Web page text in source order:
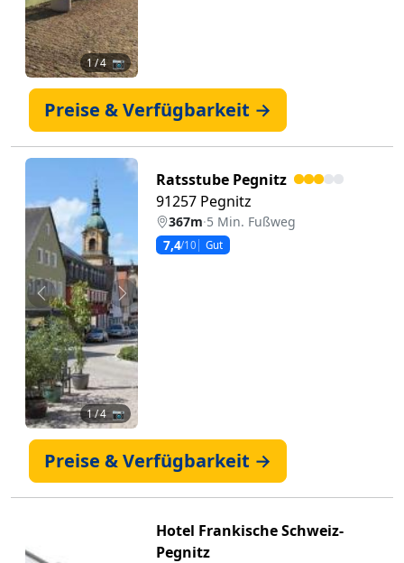
1/ 4 📷
Preise & Verfügbarkeit →
Zurück Weiter
1/ 4 📷
Ratsstube Pegnitz
91257 Pegnitz
367m·5 Min. Fußweg
7,4/10 Gut
Preise & Verfügbarkeit →
Hotel Frankische Schweiz-
Pegnitz